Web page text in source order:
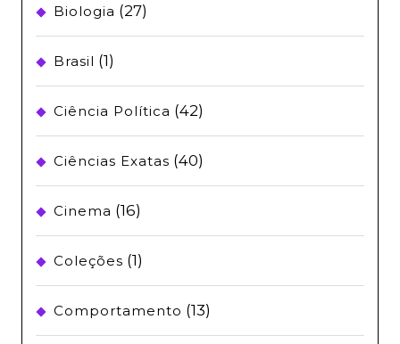
Biologia (27)
Brasil (1)
Ciência Política (42)
Ciências Exatas (40)
Cinema (16)
Coleções (1)
Comportamento (13)